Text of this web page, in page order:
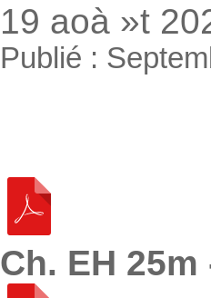
19 aoà »t
Publié :
Ch. EH